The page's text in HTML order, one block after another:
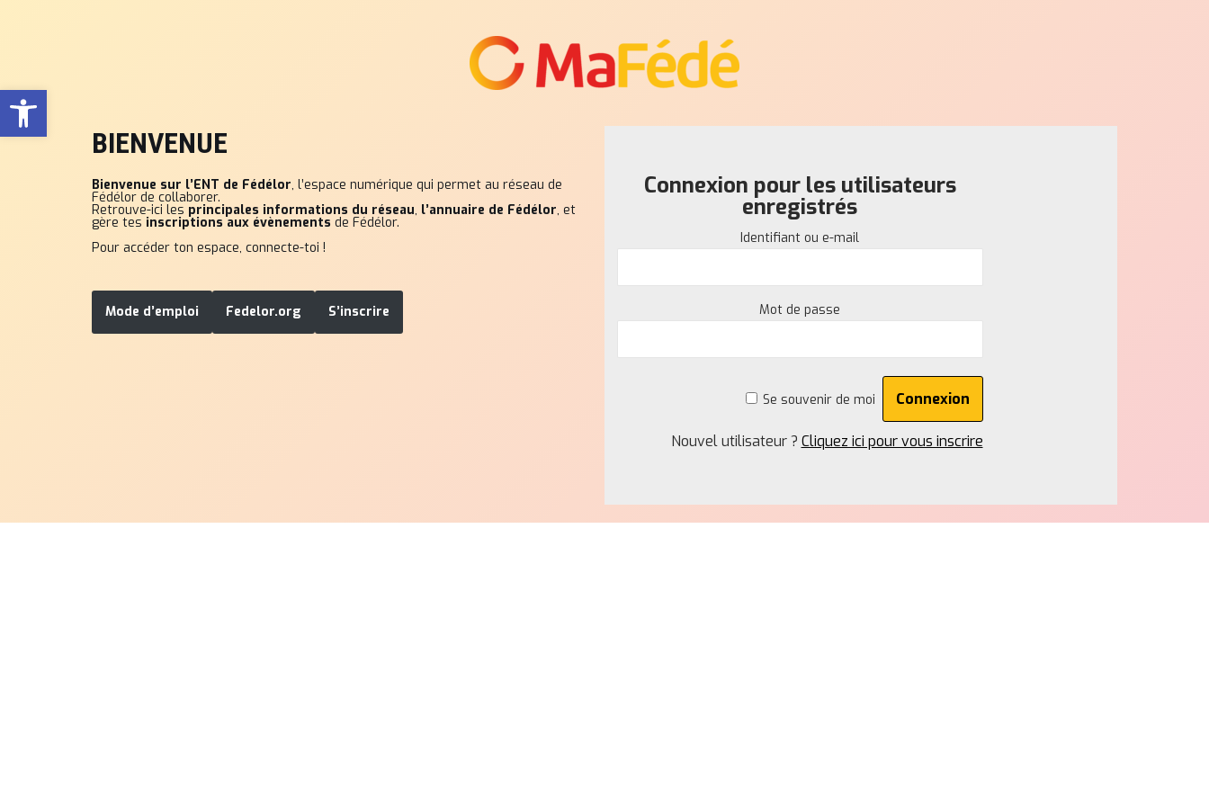
BIENVENUE
Bienvenue sur l’ENT de Fédélor, l’espace numérique qui permet au réseau de
Fédélor de collaborer.
Retrouve-ici les principales informations du réseau, l’annuaire de Fédélor, et
gère tes inscriptions aux évènements de Fédélor.
Pour accéder ton espace, connecte-toi !
Mode d’emploi Fedelor.org S’inscrire
Connexion pour les utilisateurs
enregistrés
Identifiant ou e-mail
Mot de passe
Se souvenir de moi
Nouvel utilisateur ? Cliquez ici pour vous inscrire
Ouvrir la barre d’outils